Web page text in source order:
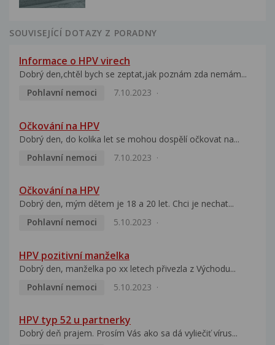
SOUVISEJÍCÍ DOTAZY Z PORADNY
Informace o HPV virech
Dobrý den,chtěl bych se zeptat,jak poznám zda nemám...
Pohlavní nemoci
7.10.2023
Očkování na HPV
Dobrý den, do kolika let se mohou dospělí očkovat na...
Pohlavní nemoci
7.10.2023
Očkování na HPV
Dobrý den, mým dětem je 18 a 20 let. Chci je nechat...
Pohlavní nemoci
5.10.2023
HPV pozitivní manželka
Dobrý den, manželka po xx letech přivezla z Východu...
Pohlavní nemoci
5.10.2023
HPV typ 52 u partnerky
Dobrý deň prajem. Prosím Vás ako sa dá vyliečiť vírus...